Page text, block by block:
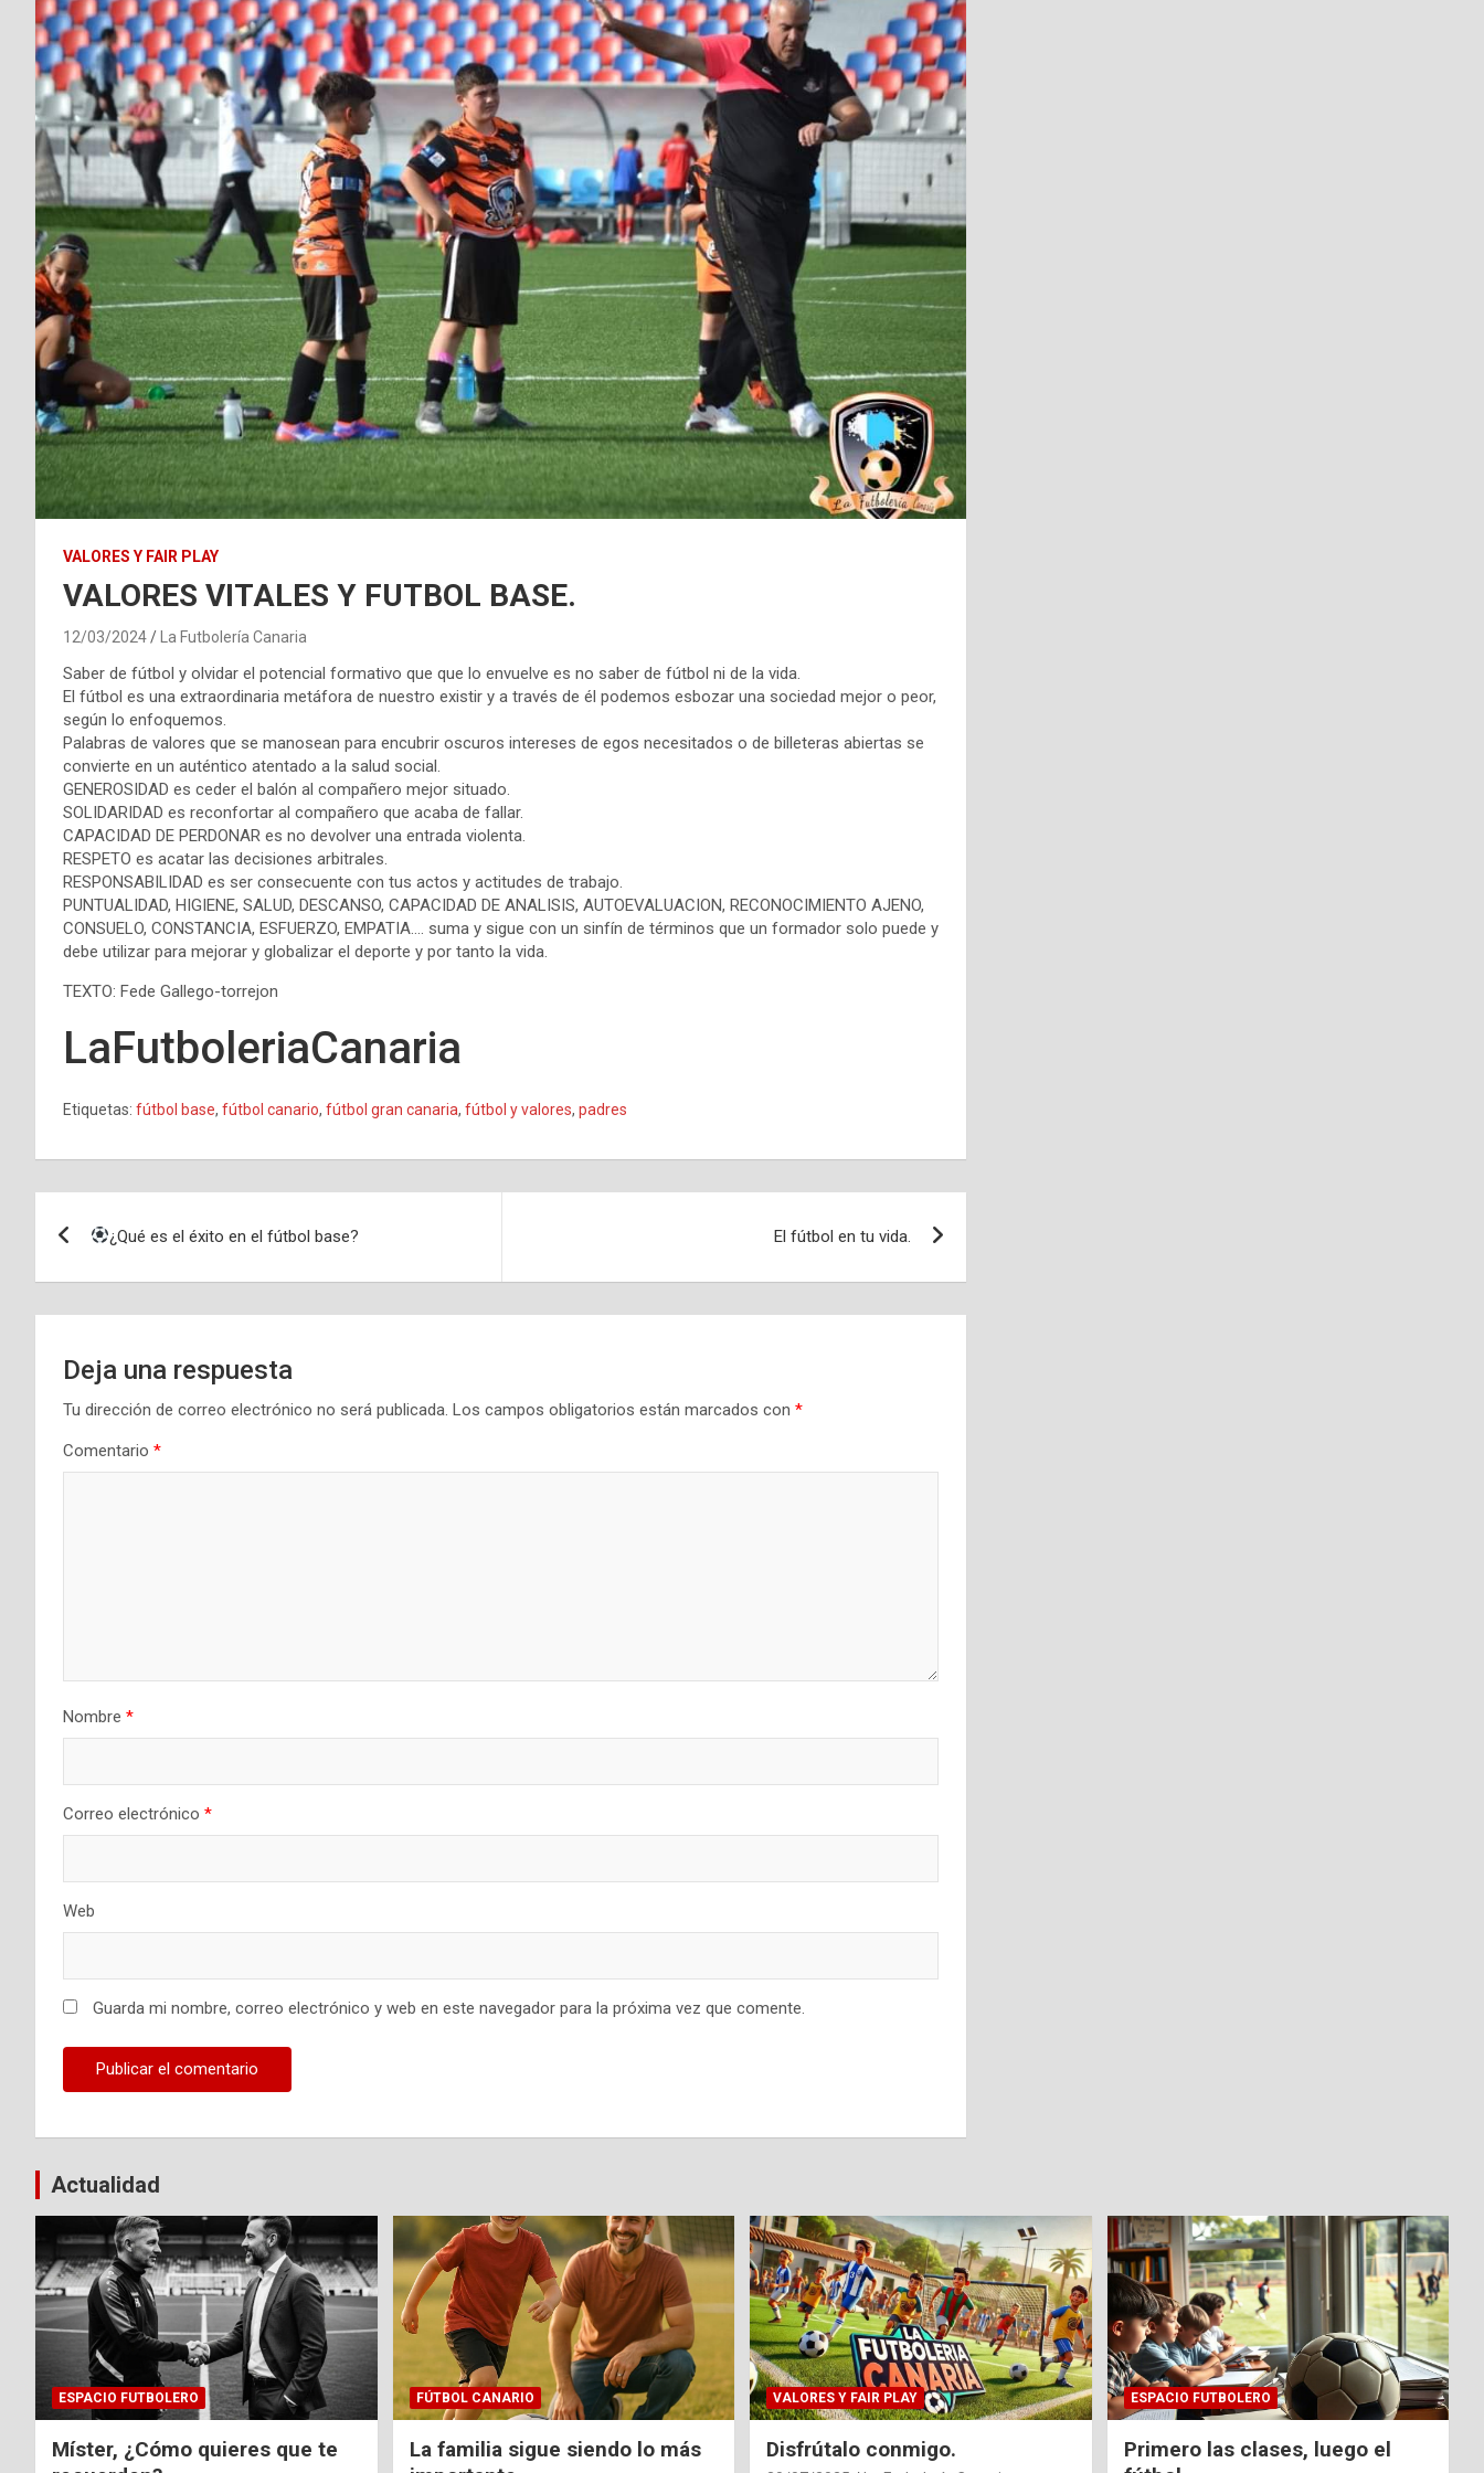
VALORES Y FAIR PLAY
VALORES VITALES Y FUTBOL BASE.
12/03/2024 La Futbolería Canaria
Saber de fútbol y olvidar el potencial formativo que que lo envuelve es no saber de fútbol ni de la vida.
El fútbol es una extraordinaria metáfora de nuestro existir y a través de él podemos esbozar una sociedad mejor o peor,
según lo enfoquemos.
Palabras de valores que se manosean para encubrir oscuros intereses de egos necesitados o de billeteras abiertas se
convierte en un auténtico atentado a la salud social.
GENEROSIDAD es ceder el balón al compañero mejor situado.
SOLIDARIDAD es reconfortar al compañero que acaba de fallar.
CAPACIDAD DE PERDONAR es no devolver una entrada violenta.
RESPETO es acatar las decisiones arbitrales.
RESPONSABILIDAD es ser consecuente con tus actos y actitudes de trabajo.
PUNTUALIDAD, HIGIENE, SALUD, DESCANSO, CAPACIDAD DE ANALISIS, AUTOEVALUACION, RECONOCIMIENTO AJENO,
CONSUELO, CONSTANCIA, ESFUERZO, EMPATIA…. suma y sigue con un sinfín de términos que un formador solo puede y
debe utilizar para mejorar y globalizar el deporte y por tanto la vida.
TEXTO: Fede Gallego-torrejon
LaFutboleriaCanaria
Etiquetas: fútbol base, fútbol canario, fútbol gran canaria, fútbol y valores, padres
¿Qué es el éxito en el fútbol base? El fútbol en tu vida.
Deja una respuesta
Tu dirección de correo electrónico no será publicada. Los campos obligatorios están marcados con *
Comentario *
Nombre *
Correo electrónico *
Web
Guarda mi nombre, correo electrónico y web en este navegador para la próxima vez que comente.
Actualidad
ESPACIO FUTBOLERO
Míster, ¿Cómo quieres que te
FÚTBOL CANARIO
La familia sigue siendo lo más
VALORES Y FAIR PLAY
Disfrútalo conmigo.
ESPACIO FUTBOLERO
Primero las clases, luego el